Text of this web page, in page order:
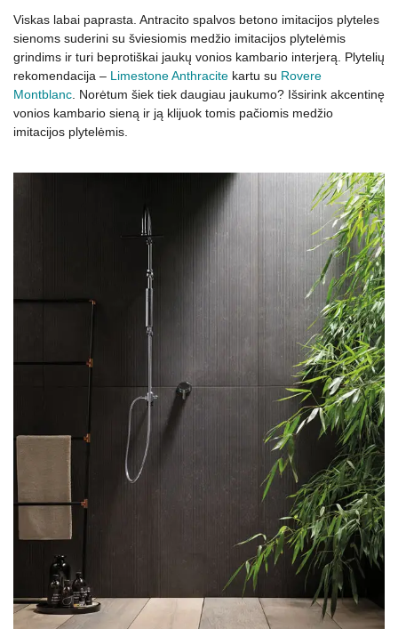
Viskas labai paprasta. Antracito spalvos betono imitacijos plyteles
sienoms suderini su šviesiomis medžio imitacijos plytelėmis
grindims ir turi beprotiškai jaukų vonios kambario interjerą. Plytelių
rekomendacija – Limestone Anthracite kartu su Rovere
Montblanc . Norėtum šiek tiek daugiau jaukumo? Išsirink akcentinę
vonios kambario sieną ir ją klijuok tomis pačiomis medžio
imitacijos plytelėmis.